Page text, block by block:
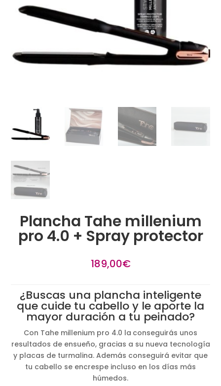
Plancha Tahe millenium
pro 4.0 + Spray protector
189,00€
¿Buscas una plancha inteligente
que cuide tu cabello y le aporte la
mayor duración a tu peinado?
Con Tahe millenium pro 4.0 la conseguirás unos
resultados de ensueño, gracias a su nueva tecnología
y placas de turmalina. Además conseguirá evitar que
tu cabello se encrespe incluso en los días más
húmedos.